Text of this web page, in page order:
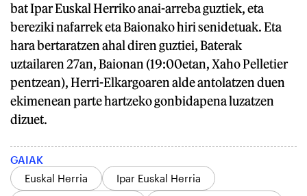
bat Ipar Euskal Herriko anai-arreba guztiek, eta
bereziki nafarrek eta Baionako hiri senidetuak. Eta
hara bertaratzen ahal diren guztiei, Baterak
uztailaren 27an, Baionan (19:00etan, Xaho Pelletier
pentzean), Herri-Elkargoaren alde antolatzen duen
ekimenean parte hartzeko gonbidapena luzatzen
dizuet.
GAIAK
Euskal Herria
Ipar Euskal Herria